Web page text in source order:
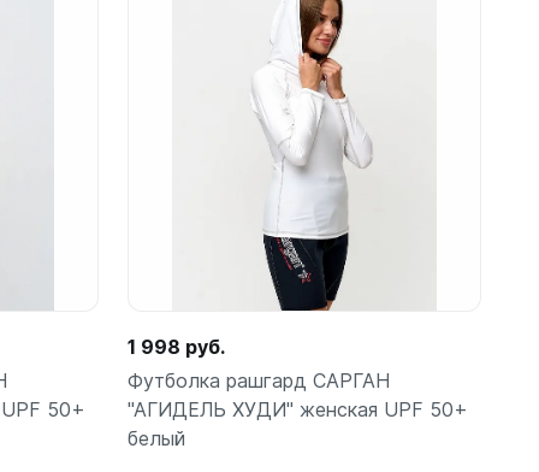
Подробнее
50+
1 998 руб.
Футболка рашгард САРГАН
"АГИДЕЛЬ ХУДИ" женская UPF 50+
белый